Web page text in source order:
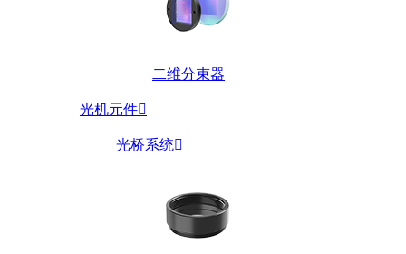
二维分束器
光机元件
光桥系统